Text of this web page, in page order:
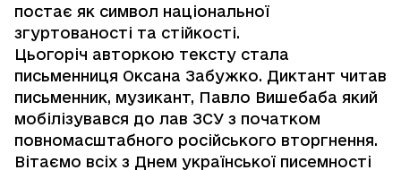
постає як символ національної
згуртованості та стійкості.
Цьогоріч авторкою тексту стала
письменниця Оксана Забужко. Диктант читав
письменник, музикант, Павло Вишебаба який
мобілізувався до лав ЗСУ з початком
повномасштабного російського вторгнення.
Вітаємо всіх з Днем української писемності